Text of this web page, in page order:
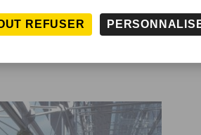
REFUSER
nos CFA organisent leurs
mois de...
à